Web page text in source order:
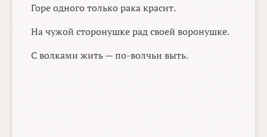
Горе одного только рака красит.
На чужой сторонушке рад своей воронушке.
С волками жить — по-волчьи выть.